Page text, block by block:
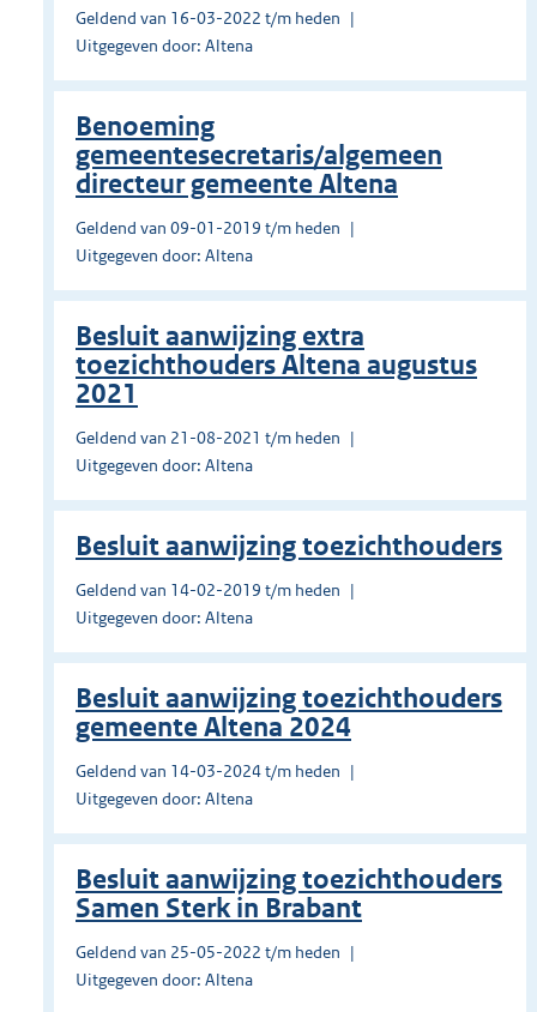
Geldend van 16-03-2022 t/m heden
Uitgegeven door: Altena
Benoeming
gemeentesecretaris/algemeen
directeur gemeente Altena
Geldend van 09-01-2019 t/m heden
Uitgegeven door: Altena
Besluit aanwijzing extra
toezichthouders Altena augustus
2021
Geldend van 21-08-2021 t/m heden
Uitgegeven door: Altena
Besluit aanwijzing toezichthouders
Geldend van 14-02-2019 t/m heden
Uitgegeven door: Altena
Besluit aanwijzing toezichthouders
gemeente Altena 2024
Geldend van 14-03-2024 t/m heden
Uitgegeven door: Altena
Besluit aanwijzing toezichthouders
Samen Sterk in Brabant
Geldend van 25-05-2022 t/m heden
Uitgegeven door: Altena